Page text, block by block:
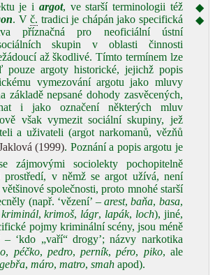
je i argot, ve starší terminologii též
. Vč. tradici je chápán jako specifická
příznačná pro neoficiální ústní
skupin v oblasti činnosti
až škodlivé. Tímto termínem lze
pouze argoty historické, jejichž popis
vymezování argotu jako mluvy
základě nepsané dohody zasvěcených,
i jako označení některých mluv
však vymezit sociální skupiny, jež
a uživateli (argot narkomanů, vězňů
(1999). Poznání a popis argotu je
zájmovými sociolekty pochopitelně
prostředí, v němž se argot užívá, není
společnosti, proto mnohé starší
(např. ‘vězení’ – arest,baňa, basa,
kriminál,krimoš, lágr, lapák, loch), jiné,
pojmy kriminální scény, jsou méně
– ‘kdo „vaří“ drogy’; názvy narkotika
, péčko, pedro, perník,péro, piko, ale
gebřa, máro, matro, smah apod).
◆
◆